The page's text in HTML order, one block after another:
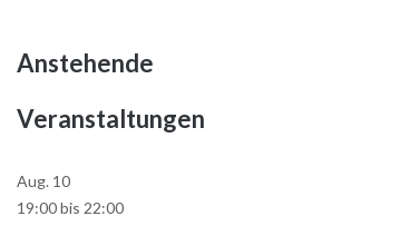
Anstehende
Veranstaltungen
Aug. 10
19:00bis 22:00